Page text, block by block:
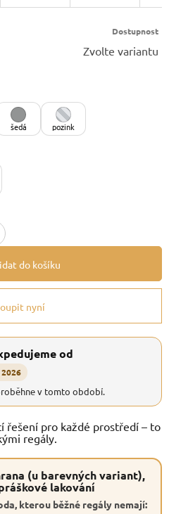
Dostupnost
Zvolte variantu
šedá
pozink
do košíku
nyní
od
v tomto období.
řešení pro každé prostředí – to
regály.
(u barevných variant),
lakování
kterou běžné regály nemají: